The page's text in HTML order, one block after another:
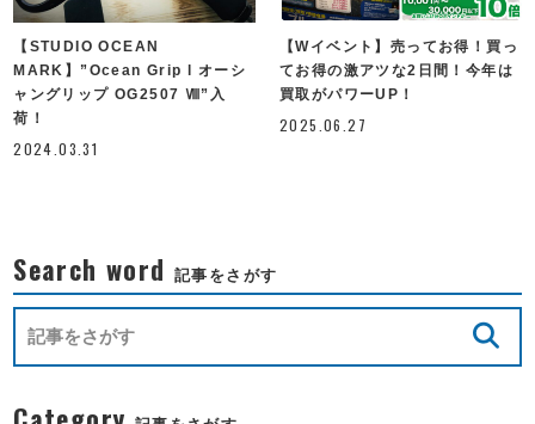
【STUDIO OCEAN
MARK】”Ocean Grip l オーシ
ャングリップ OG2507 Ⅷ”入
荷！
2024.03.31
【Wイベント】売ってお得！買っ
てお得の激アツな2日間！今年は
買取がパワーUP！
2025.06.27
Search word 記事をさがす